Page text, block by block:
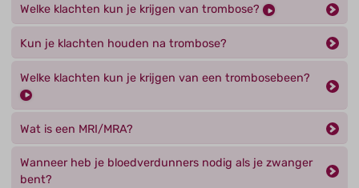
Welke klachten kun je krijgen van trombose?
Kun je klachten houden na trombose?
Welke klachten kun je krijgen van een trombosebeen?
Wat is een MRI/MRA?
Wanneer heb je bloedverdunners nodig als je zwanger
bent?